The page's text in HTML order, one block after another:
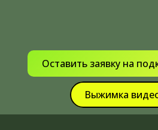
Выжимка
Оставить заявку на